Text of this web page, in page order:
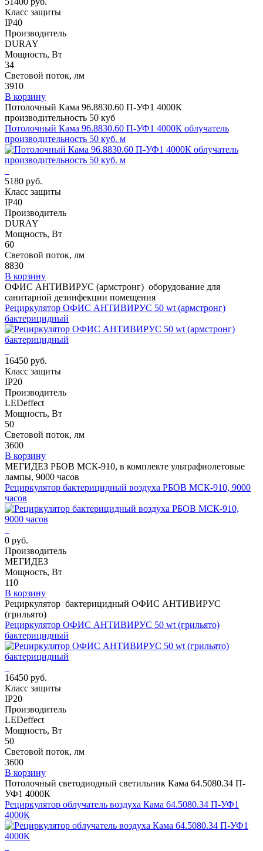
Класс защиты
IP40
Производитель
DURAY
Мощность, Вт
34
Световой поток, лм
3910
В корзину
Потолочный Кама 96.8830.60 П-УФ1 4000К
производительность 50 куб
Потолочный Кама 96.8830.60 П-УФ1 4000К облучатель
производительность 50 куб. м
5180 руб.
Класс защиты
IP40
Производитель
DURAY
Мощность, Вт
60
Световой поток, лм
8830
В корзину
ОФИС АНТИВИРУС (армстронг) оборудование для
санитарной дезинфекции помещения
Рециркулятор ОФИС АНТИВИРУС 50 wt (армстронг)
бактерицидный
16450 руб.
Класс защиты
IP20
Производитель
LEDeffect
Мощность, Вт
50
Световой поток, лм
3600
В корзину
МЕГИДЕЗ РБОВ МСК-910, в комплекте ультрафиолетовые
лампы, 9000 часов
Рециркулятор бактерицидный воздуха РБОВ МСК-910, 9000
часов
0 руб.
Производитель
МЕГИДЕЗ
Мощность, Вт
110
В корзину
Рециркулятор бактерицидный ОФИС АНТИВИРУС
(грильято)
Рециркулятор ОФИС АНТИВИРУС 50 wt (грильято)
бактерицидный
16450 руб.
Класс защиты
IP20
Производитель
LEDeffect
Мощность, Вт
50
Световой поток, лм
3600
В корзину
Потолочный светодиодный светильник Кама 64.5080.34 П-
УФ1 4000К
Рециркулятор облучатель воздуха Кама 64.5080.34 П-УФ1
4000К